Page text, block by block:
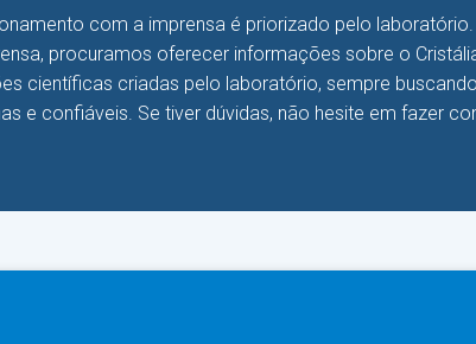
com a imprensa é priorizado pelo
procuramos oferecer informações sobre o
científicas criadas pelo laboratório, sempre
e confiáveis. Se tiver dúvidas, não hesite em fazer